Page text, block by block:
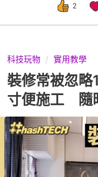
2
科技玩物 實用教學
裝修常被忽略
寸便施工 隨